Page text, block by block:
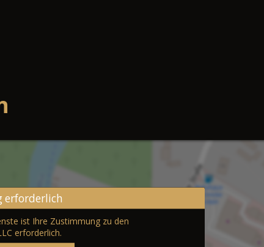
erforderlich
ist Ihre Zustimmung zu den
erforderlich.